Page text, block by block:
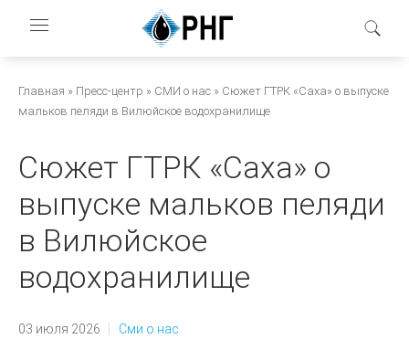
основному
Строка
Главная Пресс-центр СМИ о нас
Сюжет ГТРК «Саха» о выпуске
мальков пеляди в Вилюйское водохранилище
Сюжет ГТРК «Саха» о
выпуске мальков пеляди
в Вилюйское
водохранилище
03 июля 2026 Сми о нас